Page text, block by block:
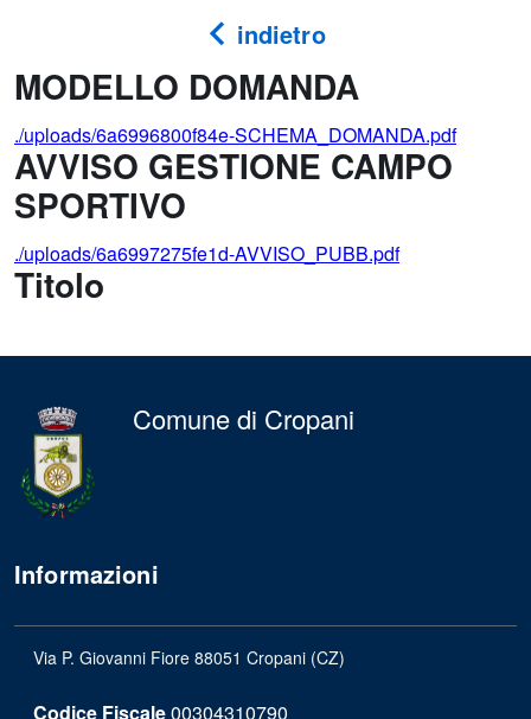
indietro
MODELLO DOMANDA
./uploads/6a6996800f84e-SCHEMA_DOMANDA.pdf
AVVISO GESTIONE CAMPO
SPORTIVO
./uploads/6a6997275fe1d-AVVISO_PUBB.pdf
Titolo
Comune di Cropani
Informazioni
Via P. Giovanni Fiore 88051 Cropani (CZ)
Codice Fiscale00304310790